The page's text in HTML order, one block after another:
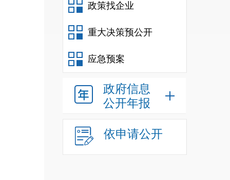
政策找企业
重大决策预公开
应急预案
政府信息
公开年报
依申请公开